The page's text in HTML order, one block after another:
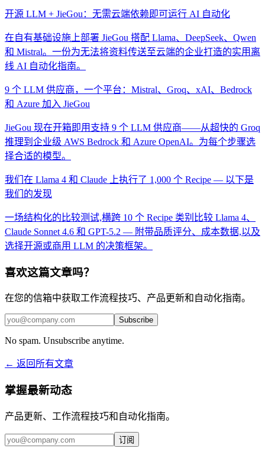
开源 LLM + JieGou：无需云端依赖即可运行 AI 自动化
在自有基础设施上部署 JieGou 搭配 Llama、DeepSeek、Qwen
和 Mistral。一份为无法将资料传送至云端的企业打造的实用离
线 AI 自动化指南。
9 个 LLM 供应商，一个平台：Mistral、Groq、xAI、Bedrock
和 Azure 加入 JieGou
JieGou 现在开箱即用支持 9 个 LLM 供应商——从超快的 Groq
推理到企业级 AWS Bedrock 和 Azure OpenAI。为每个步骤选
择合适的模型。
我们在 Llama 4 和 Claude 上执行了 1,000 个 Recipe — 以下是
我们的发现
一场结构化的比较测试,横跨 10 个 Recipe 类别比较 Llama 4、
Claude Sonnet 4.6 和 GPT-5.2 — 附带品质评分、成本数据,以及
选择开源或商用 LLM 的决策框架。
喜欢这篇文章吗？
在您的信箱中获取工作流程技巧、产品更新和自动化指南。
Subscribe
No spam. Unsubscribe anytime.
← 返回所有文章
掌握最新动态
产品更新、工作流程技巧和自动化指南。
订阅